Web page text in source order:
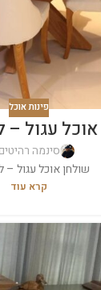
פינות אוכל
עגול –
סינמה רהיטים
שולחן אוכל עגול –
קרא עוד